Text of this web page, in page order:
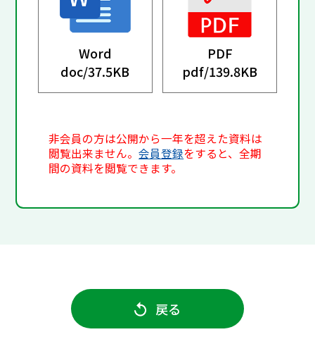
Word
doc/37.5KB
PDF
pdf/139.8KB
非会員の方は公開から一年を超えた資料は
閲覧出来ません。会員登録をすると、全期
間の資料を閲覧できます。
戻る